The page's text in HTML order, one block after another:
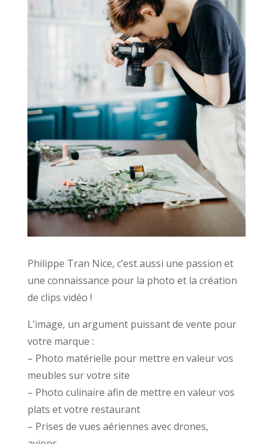
Philippe Tran Nice, c’est aussi une passion et
une connaissance pour la photo et la création
de clips vidéo !
L’image, un argument puissant de vente pour
votre marque :
– Photo matérielle pour mettre en valeur vos
meubles sur votre site
– Photo culinaire afin de mettre en valeur vos
plats et votre restaurant
– Prises de vues aériennes avec drones,